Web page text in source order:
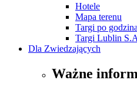
Hotele
Mapa terenu
Targi po
Targi Lublin
Dla Zwiedzających
Ważne